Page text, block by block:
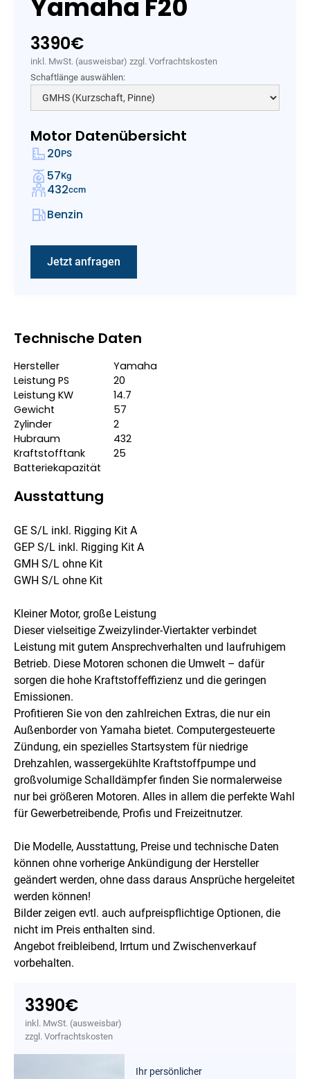
Yamaha F20
3390€
inkl. MwSt. (ausweisbar) zzgl. Vorfrachtskosten
Schaftlänge auswählen:
Motor Datenübersicht
20PS
57Kg
432ccm
Benzin
Jetzt anfragen
Technische Daten
Hersteller
Yamaha
Leistung PS
20
Leistung KW
14.7
Gewicht
57
Zylinder
2
Hubraum
432
Kraftstofftank
25
Batteriekapazität
Ausstattung
GE S/L inkl. Rigging Kit A
GEP S/L inkl. Rigging Kit A
GMH S/L ohne Kit
GWH S/L ohne Kit
Kleiner Motor, große Leistung
Dieser vielseitige Zweizylinder-Viertakter verbindet
Leistung mit gutem Ansprechverhalten und laufruhigem
Betrieb. Diese Motoren schonen die Umwelt – dafür
sorgen die hohe Kraftstoffeffizienz und die geringen
Emissionen.
Profitieren Sie von den zahlreichen Extras, die nur ein
Außenborder von Yamaha bietet. Computergesteuerte
Zündung, ein spezielles Startsystem für niedrige
Drehzahlen, wassergekühlte Kraftstoffpumpe und
großvolumige Schalldämpfer finden Sie normalerweise
nur bei größeren Motoren. Alles in allem die perfekte Wahl
für Gewerbetreibende, Profis und Freizeitnutzer.
Die Modelle, Ausstattung, Preise und technische Daten
können ohne vorherige Ankündigung der Hersteller
geändert werden, ohne dass daraus Ansprüche hergeleitet
werden können!
Bilder zeigen evtl. auch aufpreispflichtige Optionen, die
nicht im Preis enthalten sind.
Angebot freibleibend, Irrtum und Zwischenverkauf
vorbehalten.
3390€
inkl. MwSt. (ausweisbar)
zzgl. Vorfrachtskosten
Ihr persönlicher